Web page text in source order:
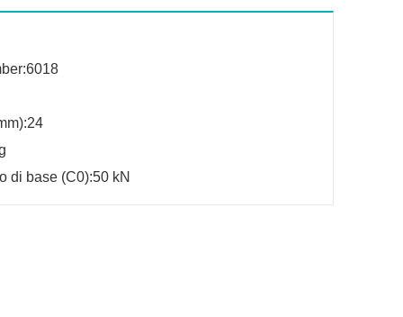
di base (C0):50 kN